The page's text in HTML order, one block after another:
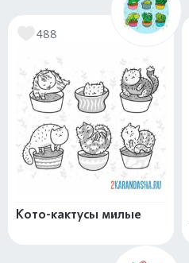
488
Кото-кактусы милые